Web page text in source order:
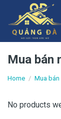
content
Mua bán
Home / Mua bán
No products